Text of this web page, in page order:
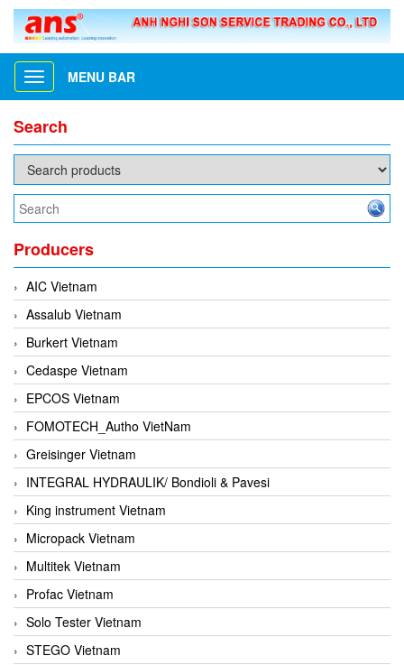
Toggle
navigation
MENU BAR
Search
Producers
AIC Vietnam
Assalub Vietnam
Burkert Vietnam
Cedaspe Vietnam
EPCOS Vietnam
FOMOTECH_Autho VietNam
Greisinger Vietnam
INTEGRAL HYDRAULIK/ Bondioli & Pavesi
King instrument Vietnam
Micropack Vietnam
Multitek Vietnam
Profac Vietnam
Solo Tester Vietnam
STEGO Vietnam